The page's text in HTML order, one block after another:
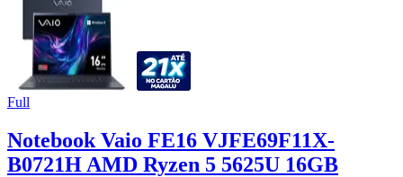
Full
Notebook Vaio FE16 VJFE69F11X-
B0721H AMD Ryzen 5 5625U 16GB